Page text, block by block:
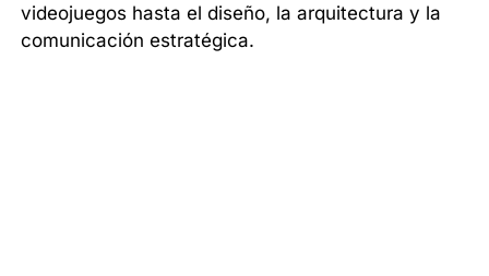
videojuegos hasta el diseño, la arquitectura y la
comunicación estratégica.